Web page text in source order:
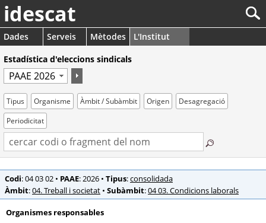
idescat
Dades Serveis Mètodes
L'Institut
Estadística d'eleccions sindicals
Tipus Organisme Àmbit / Subàmbit Origen
Desagregació
Periodicitat
Codi: 04 03 02 • PAAE: 2026 • Tipus:consolidada
Àmbit:04. Treball i societat • Subàmbit:04 03. Condicions laborals
Organismes responsables